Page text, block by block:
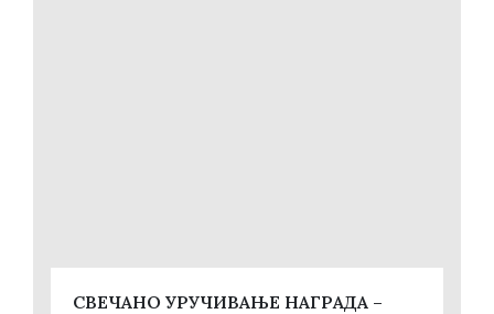
СВЕЧАНО УРУЧИВАЊЕ НАГРАДА –